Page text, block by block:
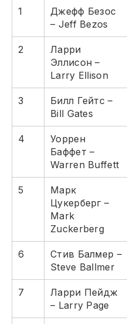
1
Джефф Безос
– Jeff Bezos
2
Ларри
Эллисон –
Larry Ellison
3
Билл Гейтс –
Bill Gates
4
Уоррен
Баффет –
Warren Buffett
5
Марк
Цукерберг –
Mark
Zuckerberg
6
Стив Балмер –
Steve Ballmer
7
Ларри Пейдж
– Larry Page